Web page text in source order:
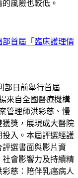
風險也較低。
首屆「臨床護理價
部日前舉行首屆
來自全國醫療機構
管理師洪彩慈、慢
獎，展現成大醫院
入。本屆評選經護
選書面與影片資
會影響力及持續精
慈：陪伴乳癌病人